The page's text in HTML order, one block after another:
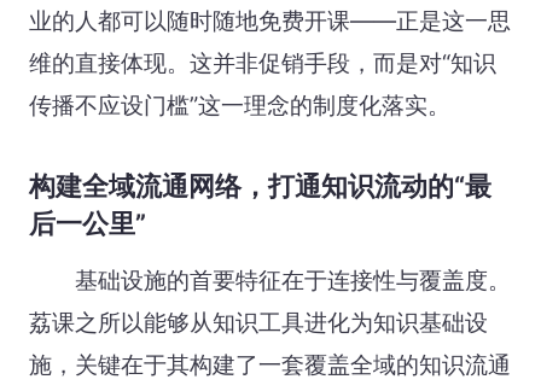
业的人都可以随时随地免费开课——正是这一思
维的直接体现。这并非促销手段，而是对“知识
传播不应设门槛”这一理念的制度化落实。
构建全域流通网络，打通知识流动的“最
后一公里”
基础设施的首要特征在于连接性与覆盖度。
荔课之所以能够从知识工具进化为知识基础设
施，关键在于其构建了一套覆盖全域的知识流通